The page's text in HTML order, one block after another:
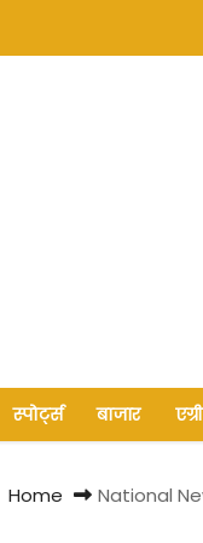
स्पोर्ट्स बाजार
Home National